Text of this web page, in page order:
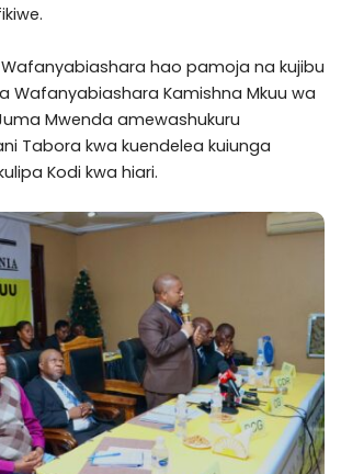
hao pamoja na kujibu
Wafanyabiashara Kamishna Mkuu wa
Mwenda amewashukuru
Tabora kwa kuendelea kuiunga
Kodi kwa hiari.